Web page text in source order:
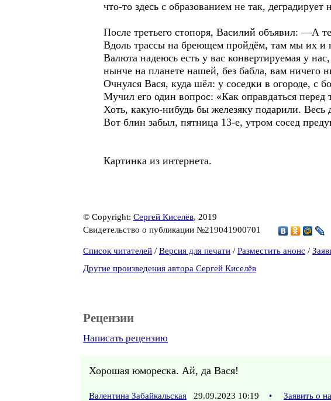
что-то здесь с образованием не так, деградирует
После третьего стопоря, Василий объявил: —А
Вдоль трассы на бреющем пройдём, там мы их и
Валюта надеюсь есть у вас конвертируемая у нас,
нынче на планете нашей, без бабла, вам ничего
Очнулся Вася, куда шёл: у соседки в огороде, с
Мучил его один вопрос: «Как оправдаться
Хоть, какую-нибудь бы железяку подарили. Весь
Вот блин забыл, пятница 13-е, утром сосед
Картинка из интернета.
© Copyright: Сергей Киселёв, 2019
Свидетельство о публикации №219041900701
Список читателей / Версия для печати / Разместить анонс /
Другие произведения автора Сергей Киселёв
Рецензии
Написать рецензию
Хорошая юмореска. Ай, да Вася!
Валентина Забайкальская 29.09.2023 10:19 • Заявить о